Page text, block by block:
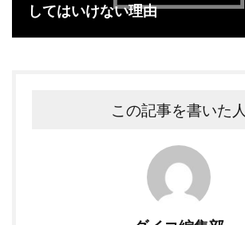
してはいけない理由
この記事を書いた人